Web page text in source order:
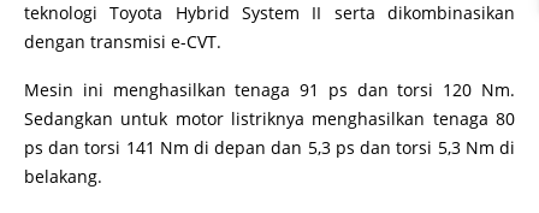
teknologi Toyota Hybrid System II serta dikombinasikan
dengan transmisi e-CVT.
Mesin ini menghasilkan tenaga 91 ps dan torsi 120 Nm.
Sedangkan untuk motor listriknya menghasilkan tenaga 80
ps dan torsi 141 Nm di depan dan 5,3 ps dan torsi 5,3 Nm di
belakang.